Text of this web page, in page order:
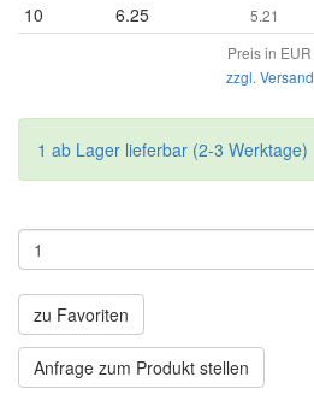
10 6.25 5.21
Preis in EUR
zzgl. Versand
1 ab Lager lieferbar (2-3 Werktage)
zu Favoriten
Anfrage zum Produkt stellen